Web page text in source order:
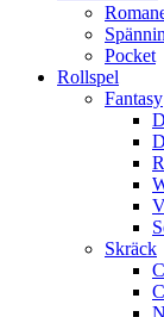
Pocket
Rollspel
Fantasy
Skräck